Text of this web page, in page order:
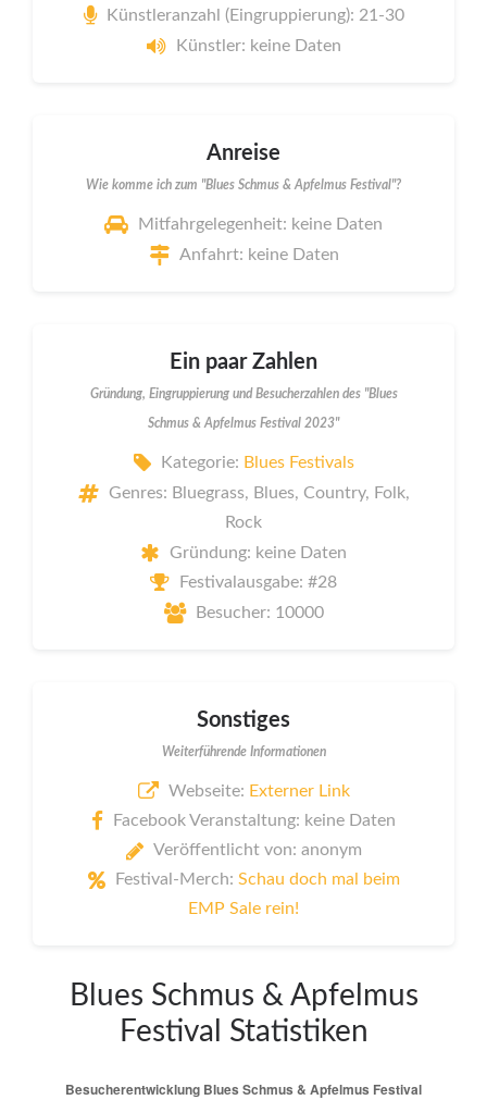
Künstleranzahl (Eingruppierung): 21-30
Künstler: keine Daten
Anreise
Wie komme ich zum "Blues Schmus & Apfelmus Festival"?
Mitfahrgelegenheit: keine Daten
Anfahrt: keine Daten
Ein paar Zahlen
Gründung, Eingruppierung und Besucherzahlen des "Blues
Schmus & Apfelmus Festival 2023"
Kategorie: Blues Festivals
Genres: Bluegrass, Blues, Country, Folk,
Rock
Gründung: keine Daten
Festivalausgabe: #28
Besucher: 10000
Sonstiges
Weiterführende Informationen
Webseite: Externer Link
Facebook Veranstaltung: keine Daten
Veröffentlicht von: anonym
Festival-Merch: Schau doch mal beim
EMP Sale rein!
Blues Schmus & Apfelmus
Festival Statistiken